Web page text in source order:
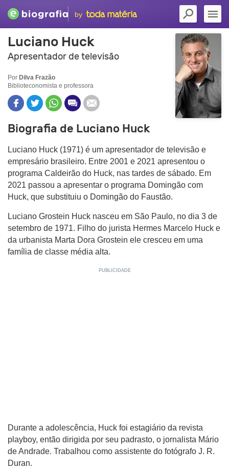
by
Luciano Huck
Apresentador de televisão
Por Dilva Frazão
Biblioteconomista e professora
Biografia de Luciano Huck
Luciano Huck (1971) é um apresentador de televisão e
empresário brasileiro. Entre 2001 e 2021 apresentou o
programa Caldeirão do Huck, nas tardes de sábado. Em
2021 passou a apresentar o programa Domingão com
Huck, que substituiu o Domingão do Faustão.
Luciano Grostein Huck nasceu em São Paulo, no dia 3 de
setembro de 1971. Filho do jurista Hermes Marcelo Huck e
da urbanista Marta Dora Grostein ele cresceu em uma
família de classe média alta.
Durante a adolescência, Huck foi estagiário da revista
playboy, então dirigida por seu padrasto, o jornalista Mário
de Andrade. Trabalhou como assistente do fotógrafo J. R.
Duran.